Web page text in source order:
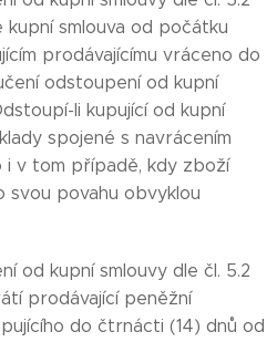
smlouva od počátku
prodávajícímu vráceno do
odstoupení od kupní
li kupující od kupní
spojené s navrácením
i v tom případě, kdy zboží
povahu obvyklou
od kupní smlouvy dle čl. 5.2
prodávající peněžní
do čtrnácti (14) dnů od